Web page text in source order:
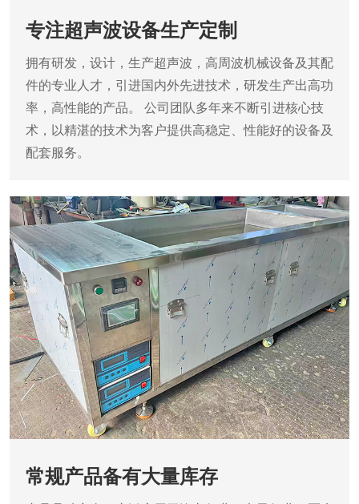
专注超声波设备生产定制
拥有研发，设计，生产超声波，高周波机械设备及其配
件的专业人才，引进国内外先进技术，研发生产出高功
率，高性能的产品。 公司团队多年来不断引进核心技
术，以精湛的技术为客户提供高稳定、性能好的设备及
配套服务。
常规产品备有大量库存